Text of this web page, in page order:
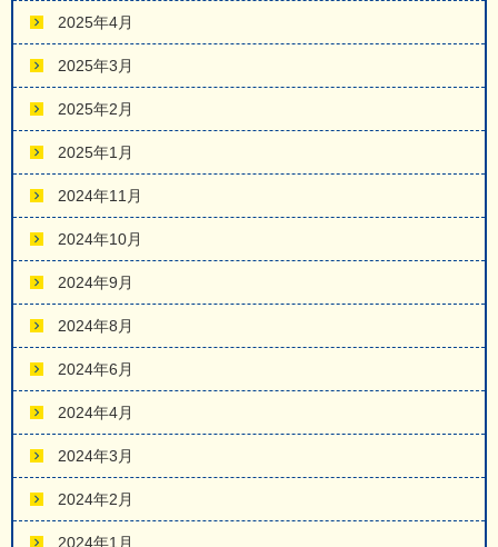
2025年4月
2025年3月
2025年2月
2025年1月
2024年11月
2024年10月
2024年9月
2024年8月
2024年6月
2024年4月
2024年3月
2024年2月
2024年1月